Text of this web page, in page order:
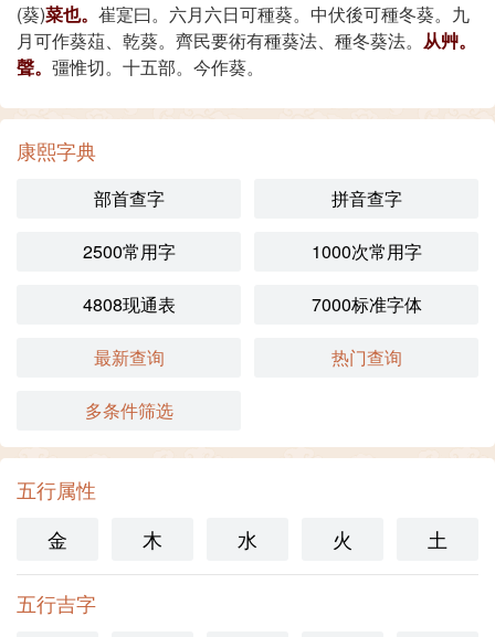
(葵)菜也。 崔寔曰。六月六日可種葵。中伏後可種冬葵。九
月可作葵葅、乾葵。齊民要術有種葵法、種冬葵法。 从艸。
聲。 彊惟切。十五部。今作葵。
康熙字典
部首查字 拼音查字
2500常用字 1000次常用字
4808现通表 7000标准字体
最新查询 热门查询
多条件筛选
五行属性
金
木 水 火 土
五行吉字